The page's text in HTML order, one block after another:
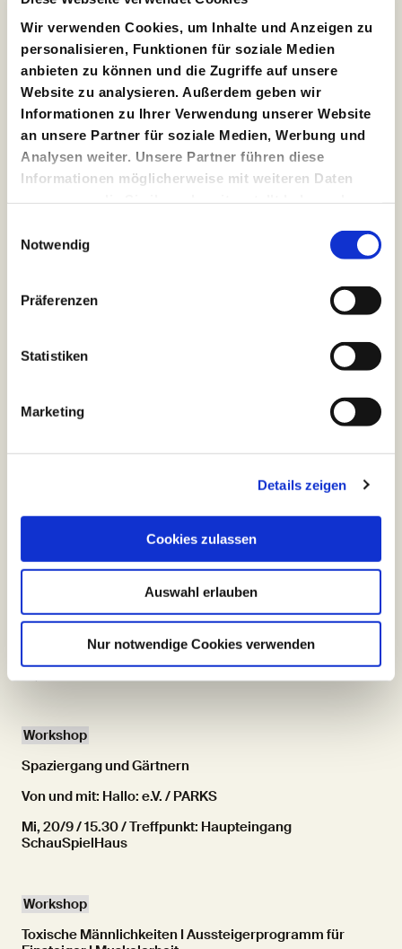
Wir verwenden Cookies, um Inhalte und Anzeigen zu
personalisieren, Funktionen für soziale Medien
anbieten zu können und die Zugriffe auf unsere
Website zu analysieren. Außerdem geben wir
Informationen zu Ihrer Verwendung unserer Website
an unsere Partner für soziale Medien, Werbung und
Analysen weiter. Unsere Partner führen diese
Informationen möglicherweise mit weiteren Daten
gesammelt haben.
Notwendig
Präferenzen
Statistiken
Marketing
Details zeigen
Cookies zulassen
Auswahl erlauben
Nur notwendige Cookies verwenden
Artemis
Talk I Glamour I Nature
Ein Ausritt in Natur, Wildnis, Landwirtschaft und Poesie
Von und mit:
Lynn Takeo Musiol, Miche Moreno,
Eva von
Redecker, Sophie von Redecker , Rike Scheffler
DIY Sextoys I BDSM Gear I Fahrradteile
Mo, 18/9 / 18.30 / Treffpunkt: Foyer des MalerSaals
Sensual Play I Sinne I Pleasure
Von und mit: Fuck Yeah Sexshop
Workshop
Spaziergang und Gärtnern
Von und mit: Hallo: e.V. / PARKS
Mi, 20/9 / 15.30 / Treffpunkt: Haupteingang
SchauSpielHaus
Workshop
Toxische Männlichkeiten I Aussteigerprogramm für